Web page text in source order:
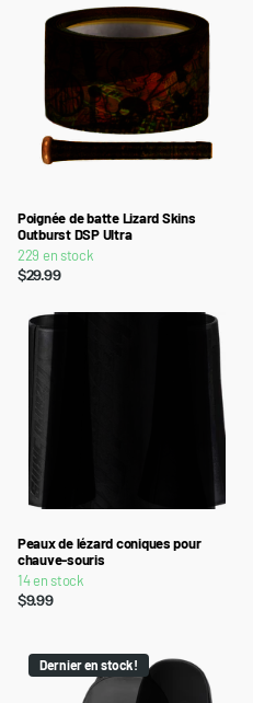
Poignée de batte Lizard Skins
Outburst DSP Ultra
229 en stock
$29.99
Peaux de lézard coniques pour
chauve-souris
14 en stock
$9.99
Dernier en stock !